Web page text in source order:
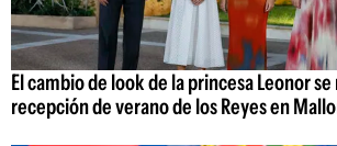
El cambio de look de la princesa Leonor
recepción de verano de los Reyes en